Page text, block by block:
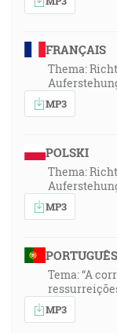
FRANÇAIS
Thema:
MP3
POLSKI
Thema:
MP3
PORTUGUÊS
Tema: “A
MP3